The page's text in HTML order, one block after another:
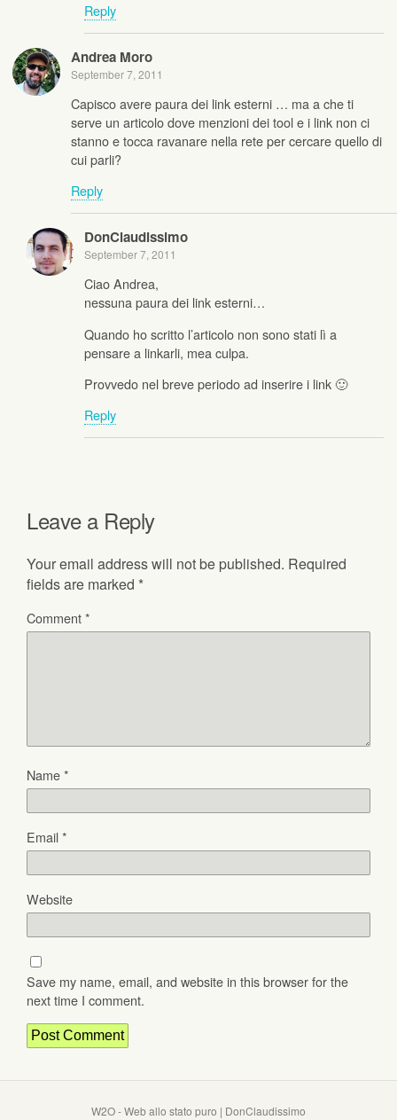
Reply
Andrea Moro
September 7, 2011
Capisco avere paura dei link esterni … ma a che ti
serve un articolo dove menzioni dei tool e i link non ci
stanno e tocca ravanare nella rete per cercare quello di
cui parli?
Reply
DonClaudissimo
September 7, 2011
Ciao Andrea,
nessuna paura dei link esterni…
Quando ho scritto l’articolo non sono stati lì a
pensare a linkarli, mea culpa.
Provvedo nel breve periodo ad inserire i link 🙂
Reply
Leave a Reply
Your email address will not be published. Required
fields are marked *
Comment*
Name*
Email*
Website
Save my name, email, and website in this browser for the
next time I comment.
W2O - Web allo stato puro | DonClaudissimo